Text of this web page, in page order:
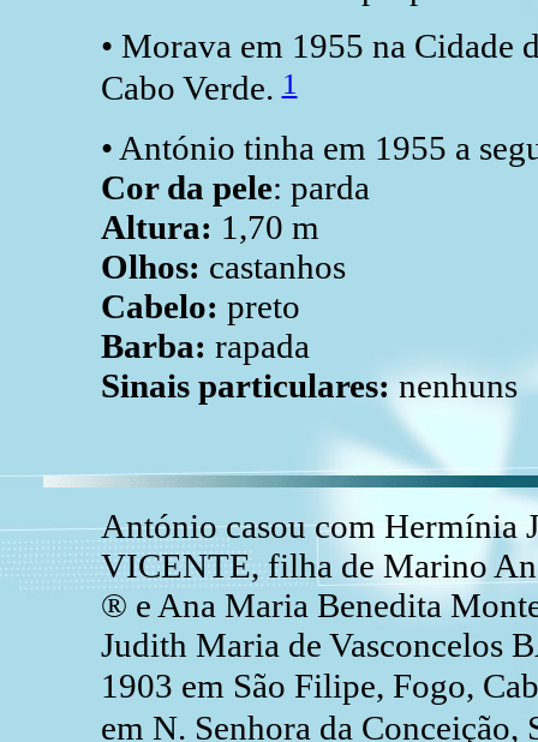
• Morava em 1955 na Cidade
Cabo Verde.1
• António tinha em 1955 a
Cor da pele: parda
Altura: 1,70 m
Olhos: castanhos
Cabelo: preto
Barba: rapada
Sinais particulares:nenhuns
António casou com Hermínia
VICENTE, filha de Marino
® e Ana Maria Benedita
Judith Maria de Vasconcelos
1903 em São Filipe, Fogo,
em N. Senhora da Conceição,